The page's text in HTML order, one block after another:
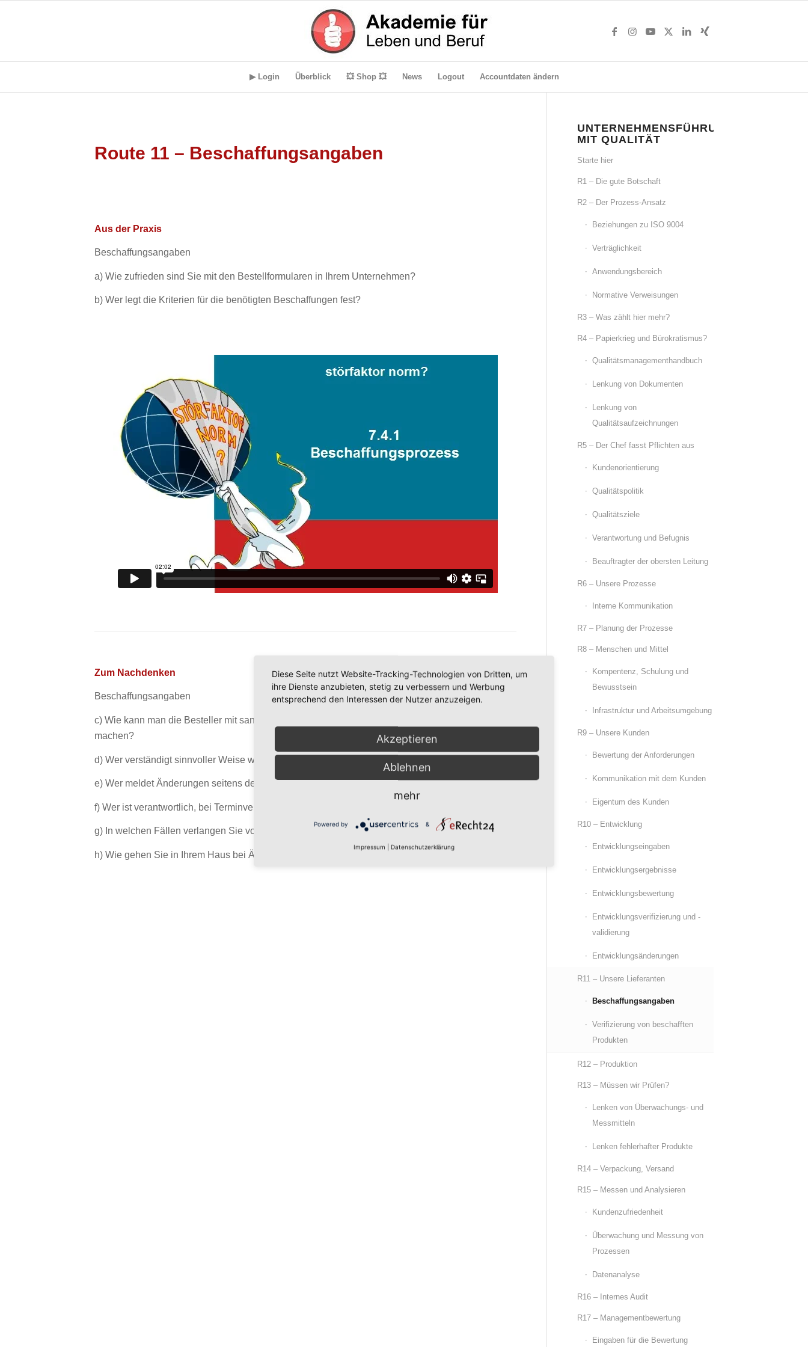
▶ Login Überblick 💥 Shop 💥 News Logout Accountdaten ändern
Route 11 – Beschaffungsangaben
Aus der Praxis
Beschaffungsangaben
a) Wie zufrieden sind Sie mit den Bestellformularen in Ihrem Unternehmen?
b) Wer legt die Kriterien für die benötigten Beschaffungen fest?
Zum Nachdenken
Beschaffungsangaben
c) Wie kann man die Besteller mit sanftem Druck dazu bewegen, exakte Bestellangaben zu
machen?
d) Wer verständigt sinnvoller Weise wen bei Änderungen in der Bestellung?
e) Wer meldet Änderungen seitens des Lieferanten an die internen Bedarfsträger?
f) Wer ist verantwortlich, bei Terminverzug die davon Betroffenen zu benachrichtigen?
g) In welchen Fällen verlangen Sie von Ihren Lieferanten eine Lieferbestätigung?
h) Wie gehen Sie in Ihrem Haus bei Änderungen der Bestellung vor?
UNTERNEHMENSFÜHRUNG
MIT QUALITÄT
Starte hier
R1 – Die gute Botschaft
R2 – Der Prozess-Ansatz
Beziehungen zu ISO 9004
Verträglichkeit
Anwendungsbereich
Normative Verweisungen
R3 – Was zählt hier mehr?
R4 – Papierkrieg und Bürokratismus?
Qualitätsmanagementhandbuch
Lenkung von Dokumenten
Lenkung von
Qualitätsaufzeichnungen
R5 – Der Chef fasst Pflichten aus
Kundenorientierung
Qualitätspolitik
Qualitätsziele
Verantwortung und Befugnis
Beauftragter der obersten Leitung
R6 – Unsere Prozesse
Interne Kommunikation
R7 – Planung der Prozesse
R8 – Menschen und Mittel
Kompentenz, Schulung und
Bewusstsein
Infrastruktur und Arbeitsumgebung
R9 – Unsere Kunden
Bewertung der Anforderungen
Kommunikation mit dem Kunden
Eigentum des Kunden
R10 – Entwicklung
Entwicklungseingaben
Entwicklungsergebnisse
Entwicklungsbewertung
Entwicklungsverifizierung und -
validierung
Entwicklungsänderungen
R11 – Unsere Lieferanten
Beschaffungsangaben
Verifizierung von beschafften
Produkten
R12 – Produktion
R13 – Müssen wir Prüfen?
Lenken von Überwachungs- und
Messmitteln
Lenken fehlerhafter Produkte
R14 – Verpackung, Versand
R15 – Messen und Analysieren
Kundenzufriedenheit
Überwachung und Messung von
Prozessen
Datenanalyse
R16 – Internes Audit
R17 – Managementbewertung
Eingaben für die Bewertung
Diese Seite nutzt Website-Tracking-Technologien von Dritten, um
ihre Dienste anzubieten, stetig zu verbessern und Werbung
entsprechend den Interessen der Nutzer anzuzeigen.
Akzeptieren
Ablehnen
mehr
Powered by &
Impressum Datenschutzerklärung